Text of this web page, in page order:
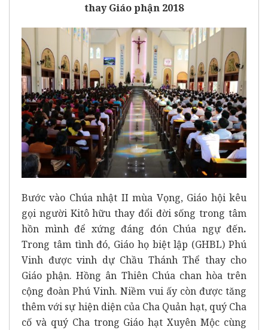
thay Giáo phận 2018
Bước vào Chúa nhật II mùa Vọng, Giáo hội kêu
gọi người Kitô hữu thay đổi đời sống trong tâm
hồn mình để xứng đáng đón Chúa ngự đến.
Trong tâm tình đó, Giáo họ biệt lập (GHBL) Phú
Vinh được vinh dự Chầu Thánh Thể thay cho
Giáo phận. Hồng ân Thiên Chúa chan hòa trên
cộng đoàn Phú Vinh. Niềm vui ấy còn được tăng
thêm với sự hiện diện của Cha Quản hạt, quý Cha
cố và quý Cha trong Giáo hạt Xuyên Mộc cùng